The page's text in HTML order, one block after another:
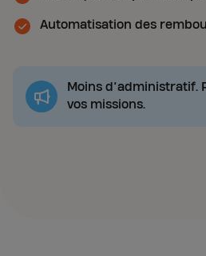
Automatisation des
Moins d’administratif.
vos missions.